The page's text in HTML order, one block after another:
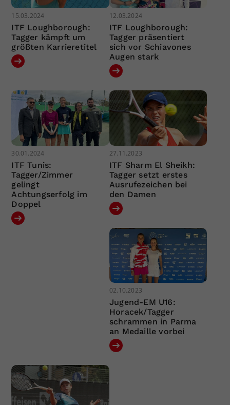
15.03.2024
ITF Loughborough:
Tagger kämpft um
größten Karrieretitel
12.03.2024
ITF Loughborough:
Tagger präsentiert
sich vor Schiavones
Augen stark
30.01.2024
ITF Tunis:
Tagger/Zimmer
gelingt
Achtungserfolg im
Doppel
27.11.2023
ITF Sharm El Sheikh:
Tagger setzt erstes
Ausrufezeichen bei
den Damen
02.10.2023
Jugend-EM U16:
Horacek/Tagger
schrammen in Parma
an Medaille vorbei